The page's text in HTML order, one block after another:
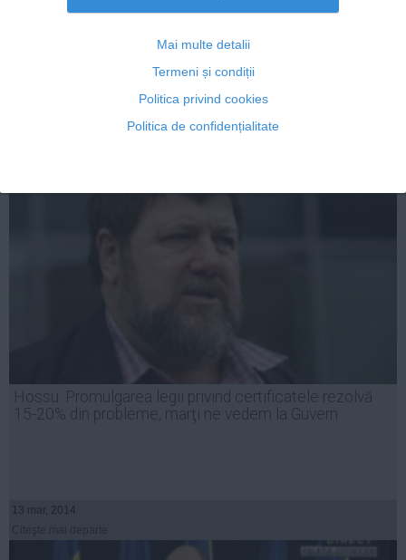
Mai multe detalii
Termeni și condiții
Politica privind cookies
Politica de confidențialitate
Hossu: Promulgarea legii privind certificatele rezolvă
15-20% din probleme, marţi ne vedem la Guvern
13 mar, 2014